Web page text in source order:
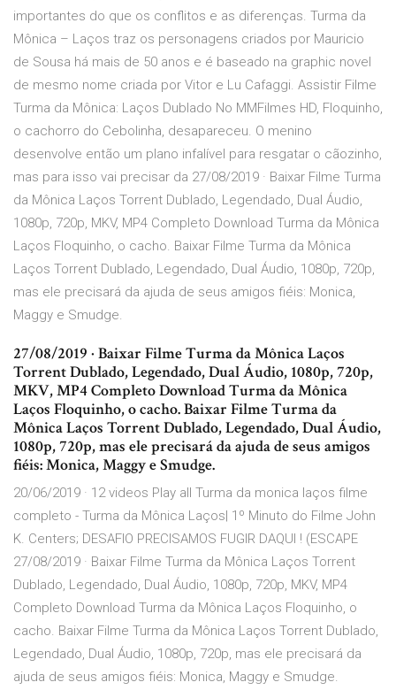
importantes do que os conflitos e as diferenças. Turma da
Mônica – Laços traz os personagens criados por Mauricio
de Sousa há mais de 50 anos e é baseado na graphic novel
de mesmo nome criada por Vitor e Lu Cafaggi. Assistir Filme
Turma da Mônica: Laços Dublado No MMFilmes HD, Floquinho,
o cachorro do Cebolinha, desapareceu. O menino
desenvolve então um plano infalível para resgatar o cãozinho,
mas para isso vai precisar da 27/08/2019 · Baixar Filme Turma
da Mônica Laços Torrent Dublado, Legendado, Dual Áudio,
1080p, 720p, MKV, MP4 Completo Download Turma da Mônica
Laços Floquinho, o cacho. Baixar Filme Turma da Mônica
Laços Torrent Dublado, Legendado, Dual Áudio, 1080p, 720p,
mas ele precisará da ajuda de seus amigos fiéis: Monica,
Maggy e Smudge.
27/08/2019 · Baixar Filme Turma da Mônica Laços
Torrent Dublado, Legendado, Dual Áudio, 1080p, 720p,
MKV, MP4 Completo Download Turma da Mônica
Laços Floquinho, o cacho. Baixar Filme Turma da
Mônica Laços Torrent Dublado, Legendado, Dual Áudio,
1080p, 720p, mas ele precisará da ajuda de seus amigos
fiéis: Monica, Maggy e Smudge.
20/06/2019 · 12 videos Play all Turma da monica laços filme
completo - Turma da Mônica Laços| 1º Minuto do Filme John
K. Centers; DESAFIO PRECISAMOS FUGIR DAQUI ! (ESCAPE
27/08/2019 · Baixar Filme Turma da Mônica Laços Torrent
Dublado, Legendado, Dual Áudio, 1080p, 720p, MKV, MP4
Completo Download Turma da Mônica Laços Floquinho, o
cacho. Baixar Filme Turma da Mônica Laços Torrent Dublado,
Legendado, Dual Áudio, 1080p, 720p, mas ele precisará da
ajuda de seus amigos fiéis: Monica, Maggy e Smudge.